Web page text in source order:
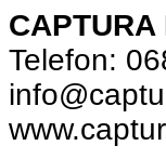
CAPTURA
Telefon: